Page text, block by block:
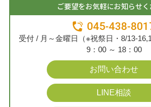
ご要望をお気軽にお知らせ
045-438-
受付 / 月～金曜日（※祝祭日・8/13-
9：00 ～ 18：00
お問い合わせ
LINE相談